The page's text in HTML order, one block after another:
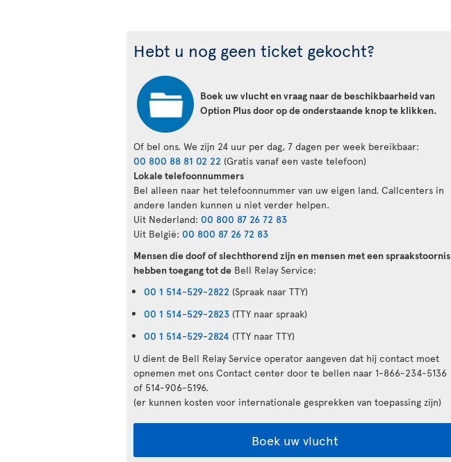
Hebt u nog geen ticket gekocht?
Boek uw vlucht en vraag naar de beschikbaarheid van
Option Plus door op de onderstaande knop te klikken.
Of bel ons. We zijn 24 uur per dag, 7 dagen per week bereikbaar:
00 800 88 81 02 22 (Gratis vanaf een vaste telefoon)
Lokale telefoonnummers
Bel alleen naar het telefoonnummer van uw eigen land. Callcenters in
andere landen kunnen u niet verder helpen.
Uit Nederland: 00 800 87 26 72 83
Uit België: 00 800 87 26 72 83
Mensen die doof of slechthorend zijn en mensen met een spraakstoornis
hebben toegang tot de Bell Relay Service:
00 1 514-529-2822 (Spraak naar TTY)
00 1 514-529-2823 (TTY naar spraak)
00 1 514-529-2824 (TTY naar TTY)
U dient de Bell Relay Service operator aangeven dat hij contact moet
opnemen met ons Contact center door te bellen naar 1-866-234-5136
of 514-906-5196.
(er kunnen kosten voor internationale gesprekken van toepassing zijn)
Boek uw vlucht